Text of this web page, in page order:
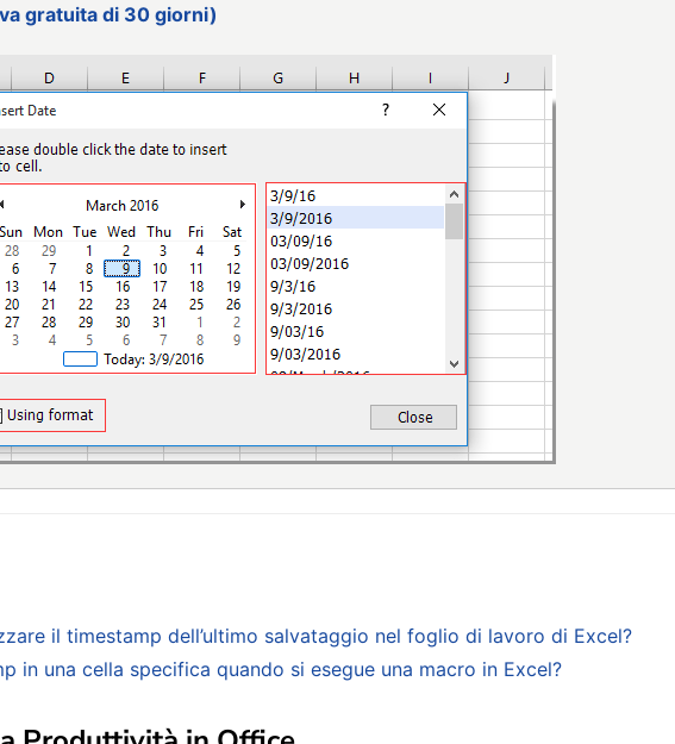
gratuita di 30 giorni)
il timestamp dell’ultimo salvataggio nel foglio di lavoro di Excel?
in una cella specifica quando si esegue una macro in Excel?